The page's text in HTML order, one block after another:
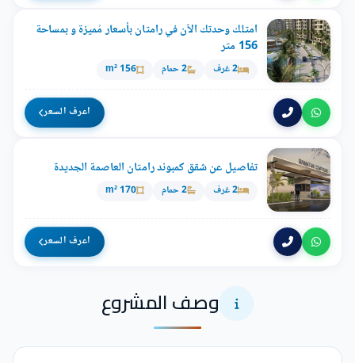
امتلك وحدتك الآن في رامتان بأسعار مُميزة و بمساحة
156 متر
2 غرف 2 حمام 156 m²
اعرف السعر
تفاصيل عن شقق كمبوند رامتان العاصمة الجديدة
2 غرف 2 حمام 170 m²
اعرف السعر
وصف المشروع